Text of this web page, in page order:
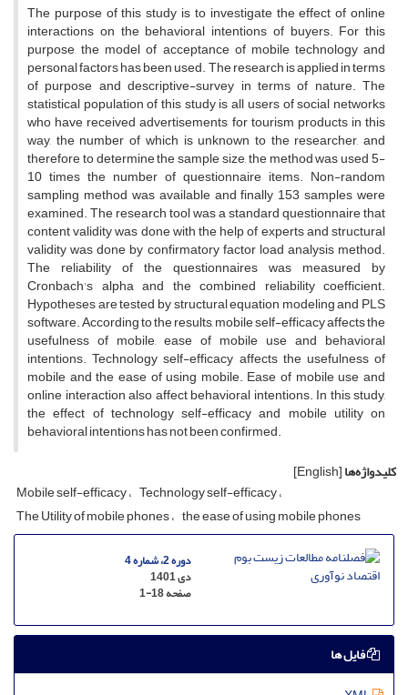
The purpose of this study is to investigate the effect of online
interactions on the behavioral intentions of buyers. For this
purpose, the model of acceptance of mobile technology and
personal factors has been used. The research is applied in terms
of purpose and descriptive-survey in terms of nature. The
statistical population of this study is all users of social networks
who have received advertisements for tourism products in this
way, the number of which is unknown to the researcher, and
therefore to determine the sample size, the method was used 5-
10 times the number of questionnaire items. Non-random
sampling method was available and finally 153 samples were
examined. The research tool was a standard questionnaire that
content validity was done with the help of experts and structural
validity was done by confirmatory factor load analysis method.
The reliability of the questionnaires was measured by
Cronbach's alpha and the combined reliability coefficient.
Hypotheses are tested by structural equation modeling and PLS
software. According to the results, mobile self-efficacy affects the
usefulness of mobile, ease of mobile use and behavioral
intentions. Technology self-efficacy affects the usefulness of
mobile and the ease of using mobile. Ease of mobile use and
online interaction also affect behavioral intentions. In this study,
the effect of technology self-efficacy and mobile utility on
behavioral intentions has not been confirmed.
کلیدواژه‌ها[English]
Mobile self-efficacy Technology self-efficacy
The Utility of mobile phones the ease of using mobile phones
دوره 2، شماره 4
دی 1401
صفحه1-18
فایل ها